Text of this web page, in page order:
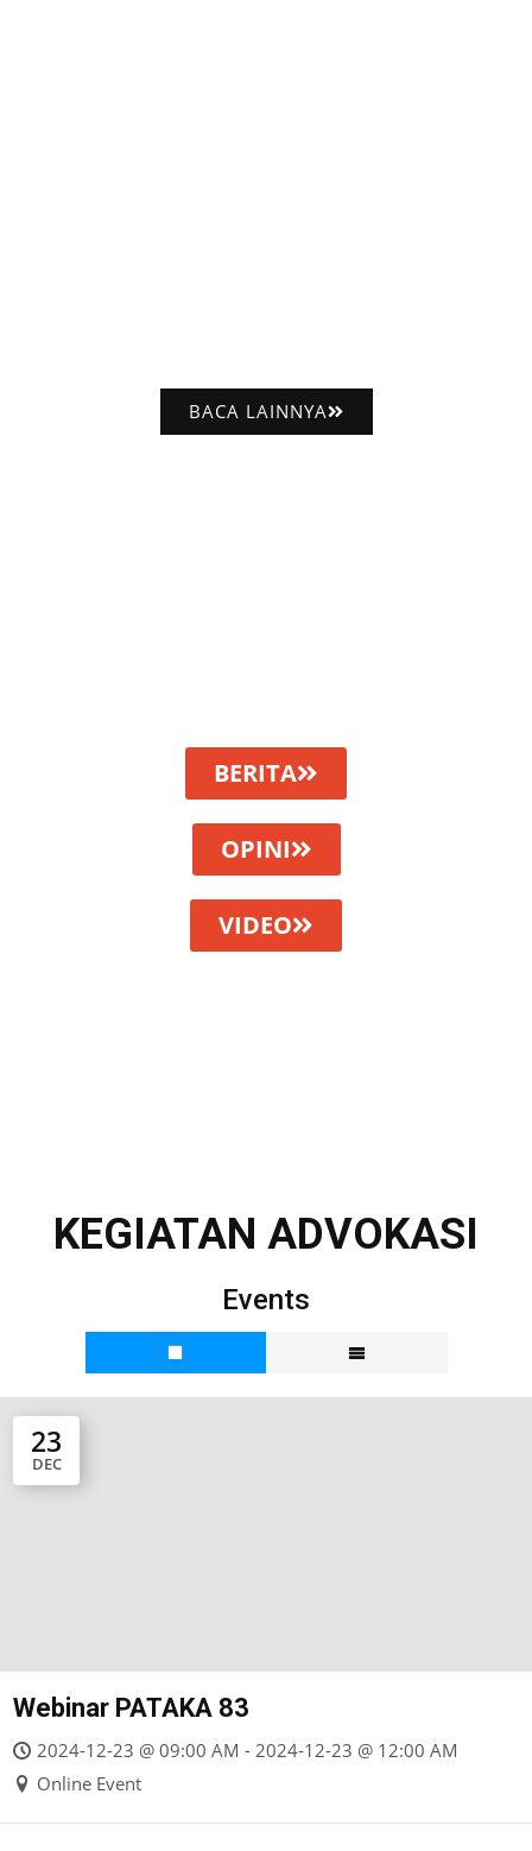
BACA LAINNYA
BERITA
OPINI
VIDEO
KEGIATAN ADVOKASI
Events
23
DEC
Webinar PATAKA 83
2024-12-23 @ 09:00 AM - 2024-12-23 @ 12:00 AM
Online Event